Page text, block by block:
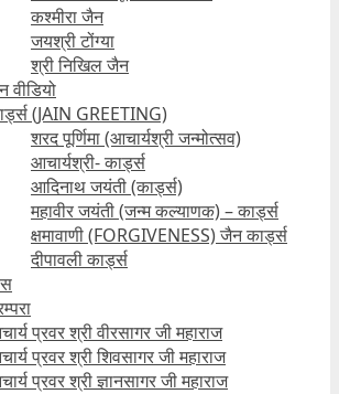
कश्मीरा जैन
जयश्री टोंग्या
श्री निखिल जैन
वीडियो
(JAIN GREETING)
शरद पूर्णिमा (आचार्यश्री जन्मोत्सव)
आचार्यश्री- कार्ड्स
आदिनाथ जयंती (कार्ड्स)
महावीर जयंती (जन्म कल्याणक) – कार्ड्स
क्षमावाणी (FORGIVENESS) जैन कार्ड्स
दीपावली कार्ड्स
प्रवर श्री वीरसागर जी महाराज
प्रवर श्री शिवसागर जी महाराज
प्रवर श्री ज्ञानसागर जी महाराज